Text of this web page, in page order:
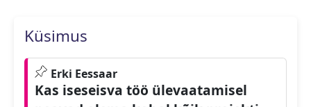
Küsimus
Erki Eessaar
Kas iseseisva töö ülevaatamisel